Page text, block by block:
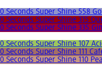
Seconds Super Shine 558
Seconds Super Shine 315
Seconds Super Shine 335
Seconds Super Shine 107
Seconds Super Shine 111
Seconds Super Shine 110